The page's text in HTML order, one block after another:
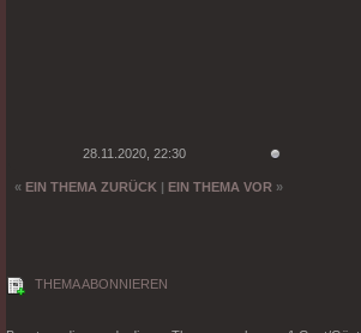
28.11.2020, 22:30
« EIN THEMA ZURÜCK | EIN THEMA VOR »
THEMA ABONNIEREN